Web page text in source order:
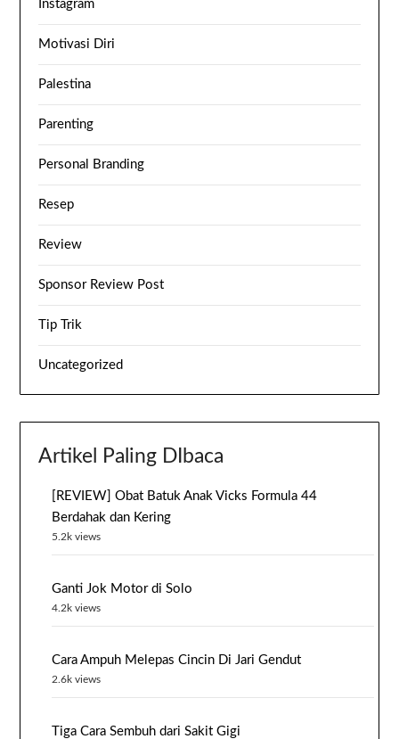
Instagram
Motivasi Diri
Palestina
Parenting
Personal Branding
Resep
Review
Sponsor Review Post
Tip Trik
Uncategorized
Artikel Paling DIbaca
[REVIEW] Obat Batuk Anak Vicks Formula 44
Berdahak dan Kering
5.2k views
Ganti Jok Motor di Solo
4.2k views
Cara Ampuh Melepas Cincin Di Jari Gendut
2.6k views
Tiga Cara Sembuh dari Sakit Gigi